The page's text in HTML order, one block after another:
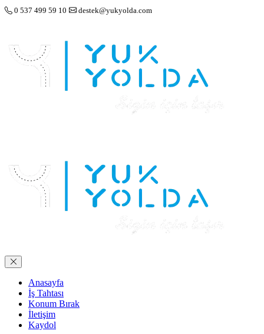
0 537 499 59 10 destek@yukyolda.com
Anasayfa
İş Tahtası
Konum Bırak
İletişim
Kaydol